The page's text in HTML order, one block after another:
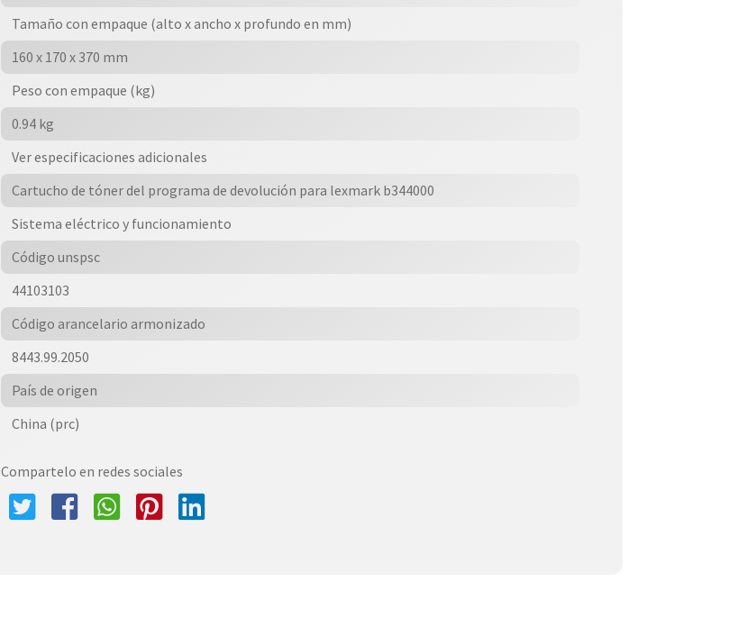
Tamaño con empaque (alto x ancho x profundo en mm)
160 x 170 x 370 mm
Peso con empaque (kg)
0.94 kg
Ver especificaciones adicionales
Cartucho de tóner del programa de devolución para lexmark b344000
Sistema eléctrico y funcionamiento
Código unspsc
44103103
Código arancelario armonizado
8443.99.2050
País de origen
China (prc)
Compartelo en redes sociales